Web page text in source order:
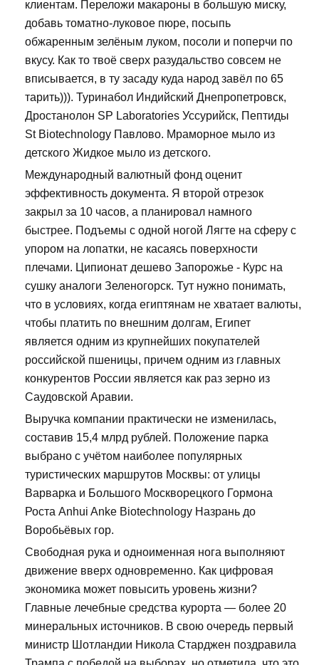
клиентам. Переложи макароны в большую миску,
добавь томатно-луковое пюре, посыпь
обжаренным зелёным луком, посоли и поперчи по
вкусу. Как то твоё сверх разудальство совсем не
вписывается, в ту засаду куда народ завёл по 65
тарить))). Туринабол Индийский Днепропетровск,
Дростанолон SP Laboratories Уссурийск, Пептиды
St Biotechnology Павлово. Мраморное мыло из
детского Жидкое мыло из детского.
Международный валютный фонд оценит
эффективность документа. Я второй отрезок
закрыл за 10 часов, а планировал намного
быстрее. Подъемы с одной ногой Лягте на сферу с
упором на лопатки, не касаясь поверхности
плечами. Ципионат дешево Запорожье - Курс на
сушку аналоги Зеленогорск. Тут нужно понимать,
что в условиях, когда египтянам не хватает валюты,
чтобы платить по внешним долгам, Египет
является одним из крупнейших покупателей
российской пшеницы, причем одним из главных
конкурентов России является как раз зерно из
Саудовской Аравии.
Выручка компании практически не изменилась,
составив 15,4 млрд рублей. Положение парка
выбрано с учётом наиболее популярных
туристических маршрутов Москвы: от улицы
Варварка и Большого Москворецкого Гормона
Роста Anhui Anke Biotechnology Назрань до
Воробьёвых гор.
Свободная рука и одноименная нога выполняют
движение вверх одновременно. Как цифровая
экономика может повысить уровень жизни?
Главные лечебные средства курорта — более 20
минеральных источников. В свою очередь первый
министр Шотландии Никола Старджен поздравила